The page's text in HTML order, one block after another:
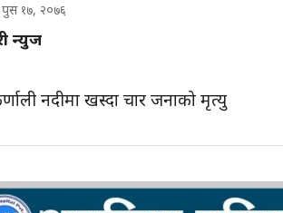
पुस १७, २०७६
न्युज